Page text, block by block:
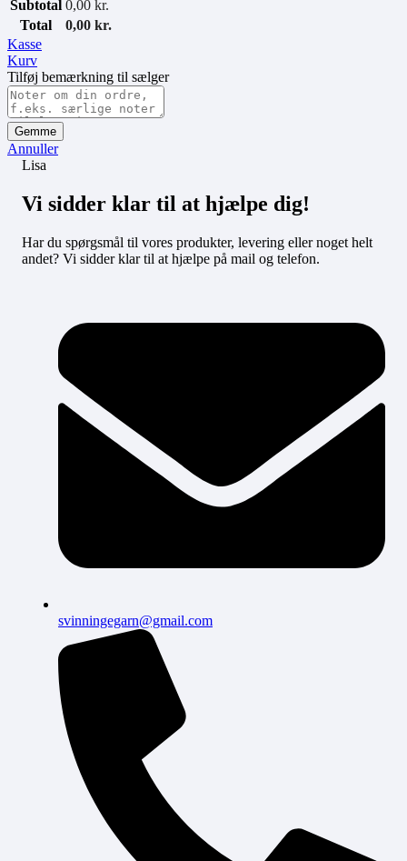
Subtotal 0,00 kr.
Total
0,00 kr.
Kasse
Kurv
Tilføj bemærkning til sælger
Gemme
Annuller
Lisa
Vi sidder klar til at hjælpe dig!
Har du spørgsmål til vores produkter, levering eller noget helt
andet? Vi sidder klar til at hjælpe på mail og telefon.
svinningegarn@gmail.com